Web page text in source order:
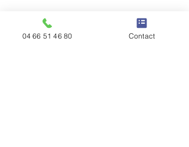
04 66 51 46 80 Contact